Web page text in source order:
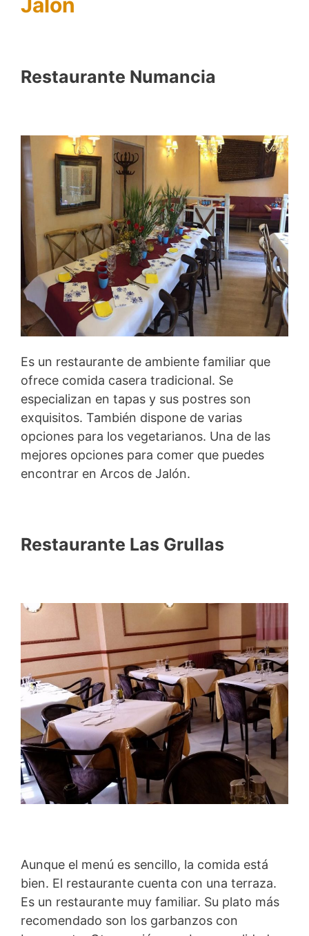
Restaurante Numancia
Es un restaurante de ambiente familiar que
ofrece comida casera tradicional. Se
especializan en tapas y sus postres son
exquisitos. También dispone de varias
opciones para los vegetarianos. Una de las
mejores opciones para comer que puedes
encontrar en Arcos de Jalón.
Restaurante Las Grullas
Aunque el menú es sencillo, la comida está
bien. El restaurante cuenta con una terraza.
Es un restaurante muy familiar. Su plato más
recomendado son los garbanzos con